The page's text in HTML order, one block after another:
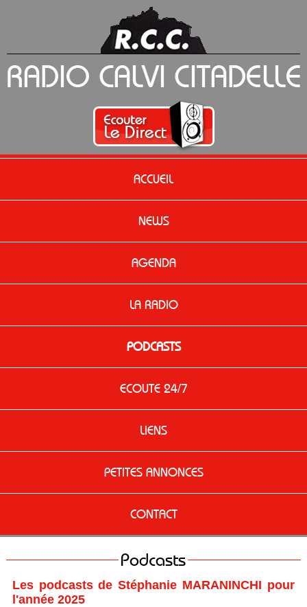
ACCUEIL
NEWS
AGENDA
LA RADIO
PODCASTS
ECOUTE 24/7
LIENS
PETITES ANNONCES
CONTACT
Podcasts
Les podcasts de Stéphanie MARANINCHI pour
l'année 2025